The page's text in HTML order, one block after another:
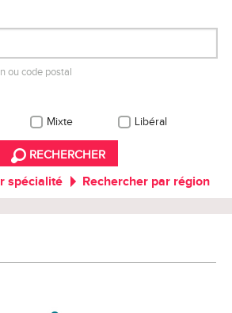
ou code postal
Mixte Libéral
RECHERCHER
spécialité Rechercher par région